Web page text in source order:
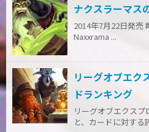
ナクスラーマス
2014年7月22日発売
Naxxrama ...
リーグオブエク
ドランキング
リーグオブエクス
と、カードに対する